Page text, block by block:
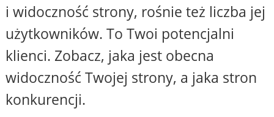
i widoczność strony, rośnie też liczba jej
użytkowników. To Twoi potencjalni
klienci. Zobacz, jaka jest obecna
widoczność Twojej strony, a jaka stron
konkurencji.